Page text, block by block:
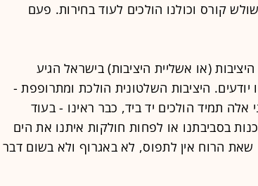
קורס וכולנו הולכים לעוד בחירות. פעם
(או אשליית היציבות) בישראל הגיע
היציבות השלטונית הולכת ומתרופפת -
תמיד הולכים יד ביד, כבר ראינו - בעוד
בסביבתנו או לפחות חולקות איתנו את הים
שאת הרוח אין לתפוס, לא באגרוף ולא בשום דבר